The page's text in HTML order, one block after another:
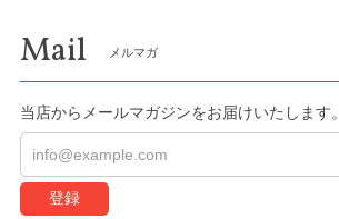
Mail メルマガ
当店からメールマガジンをお届けいたします。
登録